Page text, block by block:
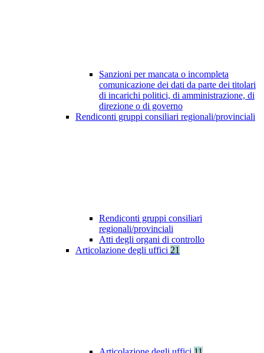
Sanzioni per mancata o incompleta
comunicazione dei dati da parte dei titolari
di incarichi politici, di amministrazione, di
direzione o di governo
Rendiconti gruppi consiliari regionali/provinciali
Rendiconti gruppi consiliari
regionali/provinciali
Atti degli organi di controllo
Articolazione degli uffici 21